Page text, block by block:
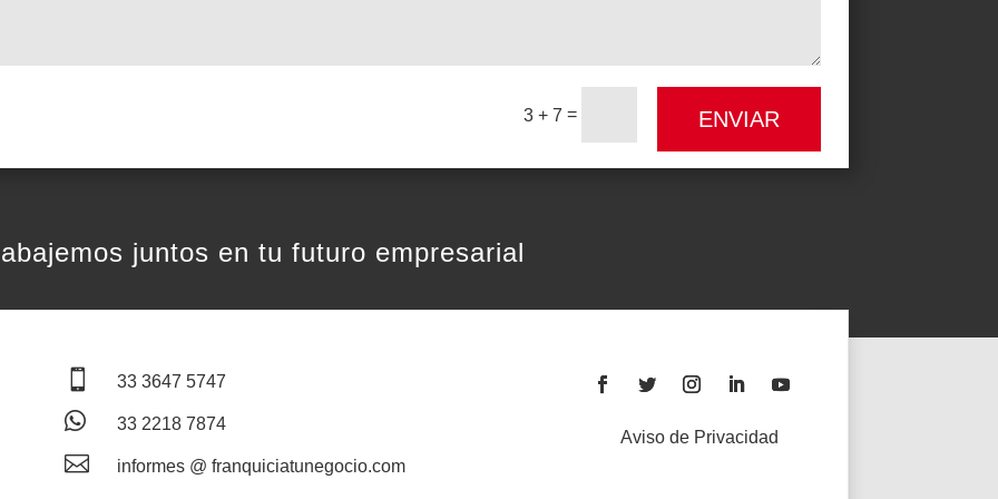
3 + 7 = ENVIAR
juntos en tu futuro empresarial
 33 3647 5747
 33 2218 7874
 informes @ franquiciatunegocio.com
Aviso de Privacidad